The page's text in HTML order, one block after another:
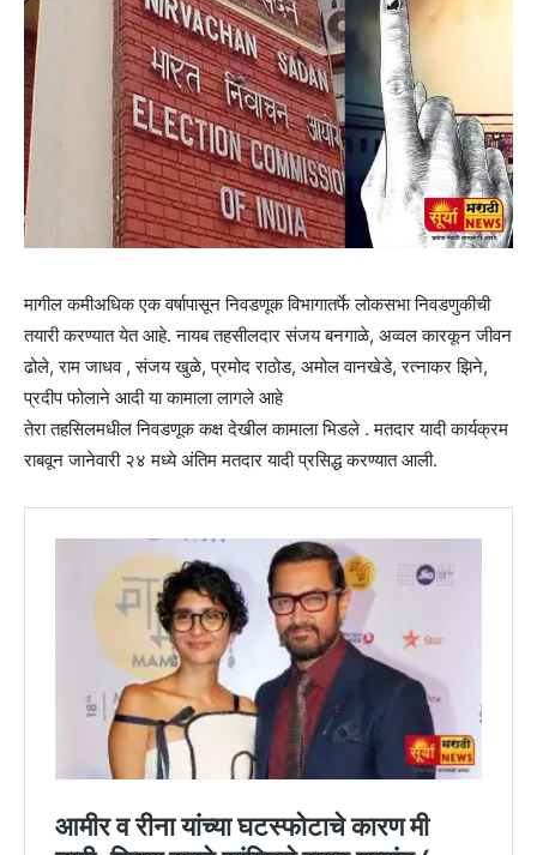
मागील कमीअधिक एक वर्षापासून निवडणूक विभागातर्फे लोकसभा निवडणुकीची
तयारी करण्यात येत आहे. नायब तहसीलदार संजय बनगाळे, अव्वल कारकून जीवन
ढोले, राम जाधव , संजय खुळे, प्रमोद राठोड, अमोल वानखेडे, रत्नाकर झिने,
प्रदीप फोलाने आदी या कामाला लागले आहे
तेरा तहसिलमधील निवडणूक कक्ष देखील कामाला भिडले . मतदार यादी कार्यक्रम
राबवून जानेवारी २४ मध्ये अंतिम मतदार यादी प्रसिद्ध करण्यात आली.